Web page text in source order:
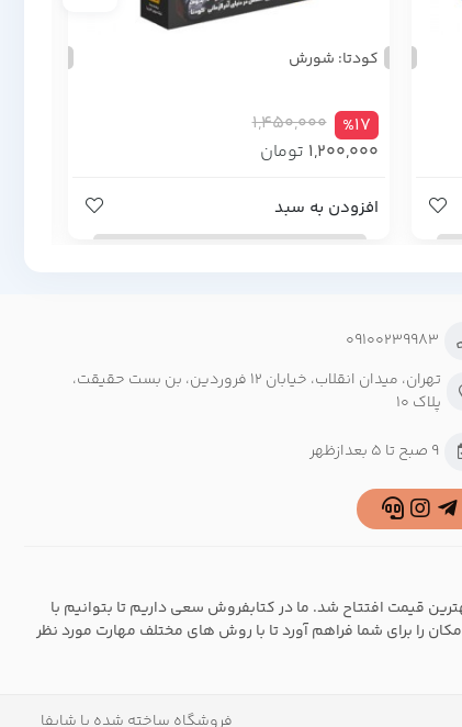
کودتا: شورش
%17
1,450,000
1,200,000 تومان
افزودن به سبد
09100239983
تهران، میدان انقلاب، خیابان ۱۲ فروردین، بن بست حقیقت،
پلاک ۱۰
9 صبح تا 5 بعدازظهر
قیمت افتتاح شد. ما در کتابفروش سعی داریم تا بتوانیم با
را برای شما فراهم آورد تا با روش های مختلف مهارت مورد نظر
فروشگاه ساخته شده با شاپفا